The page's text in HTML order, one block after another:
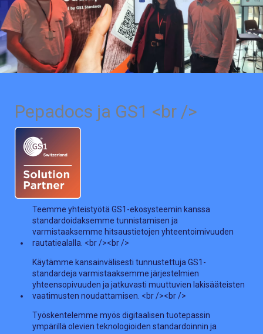
Pepadocs ja GS1 <br />
Teemme yhteistyötä GS1-ekosysteemin kanssa
standardoidaksemme tunnistamisen ja
varmistaaksemme hitsaustietojen yhteentoimivuuden
rautatiealalla. <br /><br />
Käytämme kansainvälisesti tunnustettuja GS1-
standardeja varmistaaksemme järjestelmien
yhteensopivuuden ja jatkuvasti muuttuvien lakisääteisten
vaatimusten noudattamisen. <br /><br />
Työskentelemme myös digitaalisen tuotepassin
ympärillä olevien teknologioiden standardoinnin ja